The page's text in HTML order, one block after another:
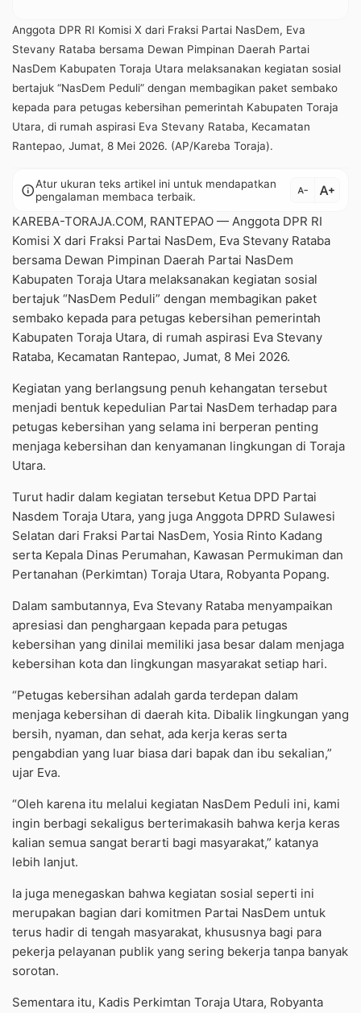
Anggota DPR RI Komisi X dari Fraksi Partai NasDem, Eva
Stevany Rataba bersama Dewan Pimpinan Daerah Partai
NasDem Kabupaten Toraja Utara melaksanakan kegiatan sosial
bertajuk “NasDem Peduli” dengan membagikan paket sembako
kepada para petugas kebersihan pemerintah Kabupaten Toraja
Utara, di rumah aspirasi Eva Stevany Rataba, Kecamatan
Rantepao, Jumat, 8 Mei 2026. (AP/Kareba Toraja).
infoAtur ukuran teks artikel ini untuk mendapatkan
pengalaman membaca terbaik.
text_decrease text_increase
KAREBA-TORAJA.COM, RANTEPAO — Anggota DPR RI
Komisi X dari Fraksi Partai NasDem, Eva Stevany Rataba
bersama Dewan Pimpinan Daerah Partai NasDem
Kabupaten Toraja Utara melaksanakan kegiatan sosial
bertajuk “NasDem Peduli” dengan membagikan paket
sembako kepada para petugas kebersihan pemerintah
Kabupaten Toraja Utara, di rumah aspirasi Eva Stevany
Rataba, Kecamatan Rantepao, Jumat, 8 Mei 2026.
Kegiatan yang berlangsung penuh kehangatan tersebut
menjadi bentuk kepedulian Partai NasDem terhadap para
petugas kebersihan yang selama ini berperan penting
menjaga kebersihan dan kenyamanan lingkungan di Toraja
Utara.
Turut hadir dalam kegiatan tersebut Ketua DPD Partai
Nasdem Toraja Utara, yang juga Anggota DPRD Sulawesi
Selatan dari Fraksi Partai NasDem, Yosia Rinto Kadang
serta Kepala Dinas Perumahan, Kawasan Permukiman dan
Pertanahan (Perkimtan) Toraja Utara, Robyanta Popang.
Dalam sambutannya, Eva Stevany Rataba menyampaikan
apresiasi dan penghargaan kepada para petugas
kebersihan yang dinilai memiliki jasa besar dalam menjaga
kebersihan kota dan lingkungan masyarakat setiap hari.
“Petugas kebersihan adalah garda terdepan dalam
menjaga kebersihan di daerah kita. Dibalik lingkungan yang
bersih, nyaman, dan sehat, ada kerja keras serta
pengabdian yang luar biasa dari bapak dan ibu sekalian,”
ujar Eva.
“Oleh karena itu melalui kegiatan NasDem Peduli ini, kami
ingin berbagi sekaligus berterimakasih bahwa kerja keras
kalian semua sangat berarti bagi masyarakat,” katanya
lebih lanjut.
Ia juga menegaskan bahwa kegiatan sosial seperti ini
merupakan bagian dari komitmen Partai NasDem untuk
terus hadir di tengah masyarakat, khususnya bagi para
pekerja pelayanan publik yang sering bekerja tanpa banyak
sorotan.
Sementara itu, Kadis Perkimtan Toraja Utara, Robyanta